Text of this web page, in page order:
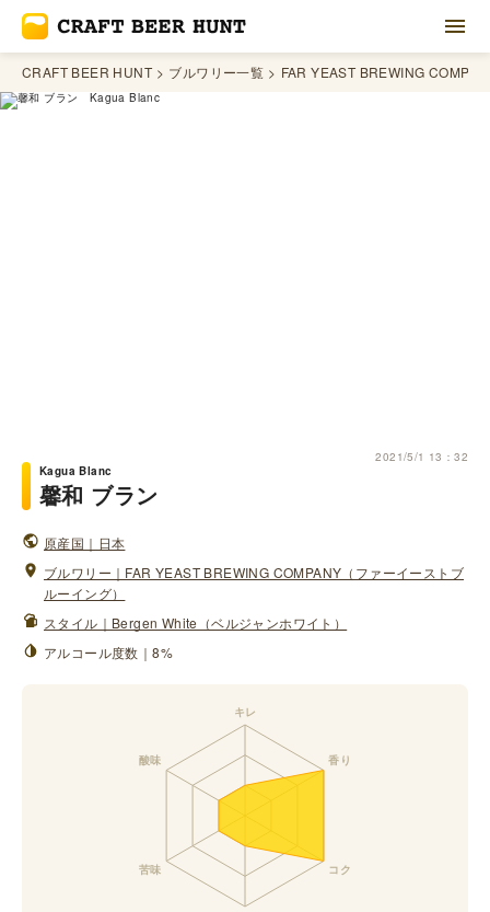
CRAFT BEER HUNT ブルワリー一覧 FAR YEAST BREWING
2021/5/1 13：32
Kagua Blanc
馨和 ブラン
原産国｜日本
ブルワリー｜FAR YEAST BREWING COMPANY（ファーイーストブ
ルーイング）
スタイル｜Bergen White（ベルジャンホワイト）
アルコール度数｜8%